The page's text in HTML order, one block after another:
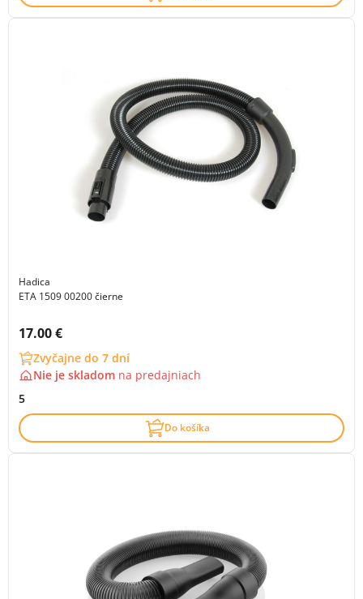
Hadica
ETA 1509 00200 čierne
Cena s DPH:
17.00 €
Zvyčajne do 7 dní
Nie je skladom na predajniach
5
Do košíka